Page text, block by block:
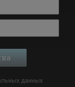
данных